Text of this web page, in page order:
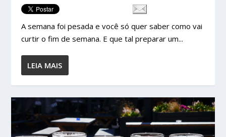
A semana foi pesada e você só quer saber como vai
curtir o fim de semana. E que tal preparar um...
LEIA MAIS